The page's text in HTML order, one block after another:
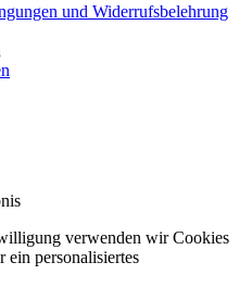
und Widerrufsbelehrung
verwenden wir Cookies
ein personalisiertes